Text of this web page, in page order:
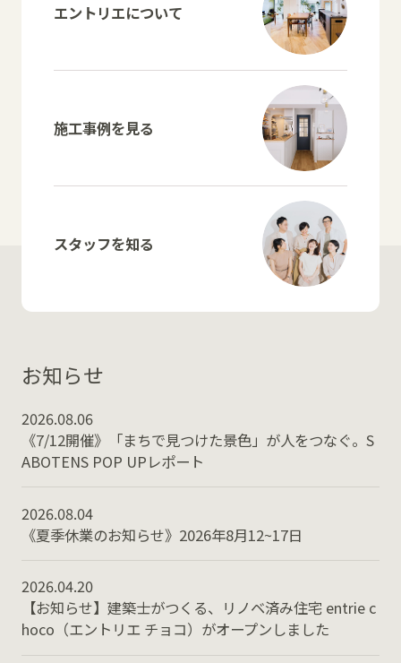
エントリエについて
施工事例を見る
スタッフを知る
お知らせ
2026.08.06
《7/12開催》「まちで見つけた景色」が人をつなぐ。S
ABOTENS POP UPレポート
2026.08.04
《夏季休業のお知らせ》2026年8月12~17日
2026.04.20
【お知らせ】建築士がつくる、リノベ済み住宅 entrie c
hoco（エントリエ チョコ）がオープンしました